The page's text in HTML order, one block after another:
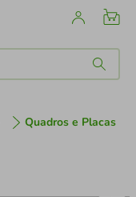
Quadros e Placas